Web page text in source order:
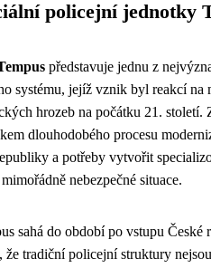
policejní jednotky
představuje jednu z
systému, jejíž vznik byl reakcí na
hrozeb na počátku 21. století.
dlouhodobého procesu
a potřeby vytvořit
nebezpečné situace.
sahá do období po vstupu České
tradiční policejní struktury